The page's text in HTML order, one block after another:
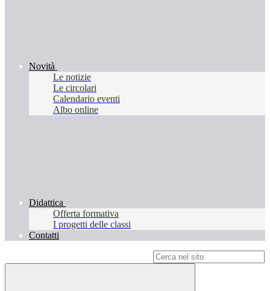
Novità
Le notizie
Le circolari
Calendario eventi
Albo online
Didattica
Offerta formativa
I progetti delle classi
Contatti